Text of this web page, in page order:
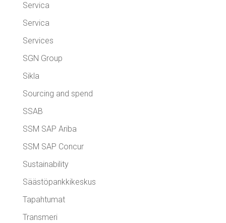
Servica
Servica
Services
SGN Group
Sikla
Sourcing and spend
SSAB
SSM SAP Ariba
SSM SAP Concur
Sustainability
Säästöpankkikeskus
Tapahtumat
Transmeri